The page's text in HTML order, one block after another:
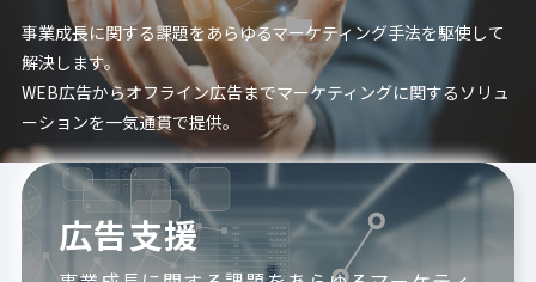
事業成長に関する課題をあらゆるマーケティング手法を駆使して
解決します。
WEB広告からオフライン広告までマーケティングに関するソリュ
ーションを一気通貫で提供。
広告支援